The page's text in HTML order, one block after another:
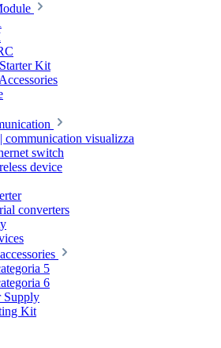
Kit
visualizza
switch
device
converters
5
6
Supply
Kit